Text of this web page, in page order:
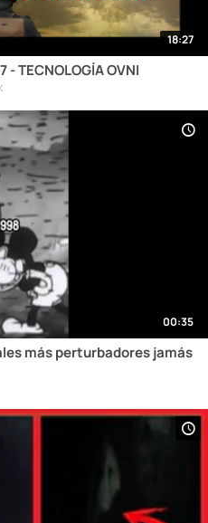
18:27
- TECNOLOGÍA OVNI
00:35
más perturbadores jamás